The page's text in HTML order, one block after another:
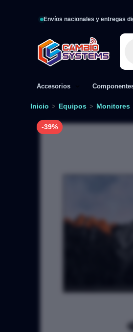
Envíos nacionales y entregas
Accesorios
Inicio > Equipos > Monitores
-39%